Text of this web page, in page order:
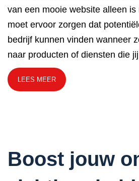
van een mooie website alleen
moet ervoor zorgen dat
bedrijf kunnen vinden wanneer
naar producten of diensten die
LEES MEER
Boost jouw